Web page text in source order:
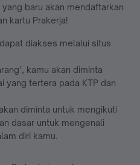
baru akan mendaftarkan
kartu Prakerja!
diakses melalui situs
kamu akan diminta
yang tertera pada KTP dan
diminta untuk mengikuti
dasar untuk mengenali
diri kamu.